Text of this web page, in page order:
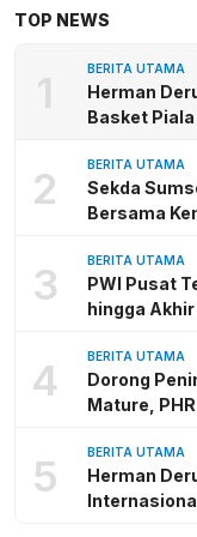
TOP NEWS
1 BERITA UTAMA
Herman
Basket
2 BERITA UTAMA
Sekda
Bersama
3 BERITA UTAMA
PWI Pusat
hingga
4 BERITA UTAMA
Dorong
Mature,
5 BERITA UTAMA
Herman